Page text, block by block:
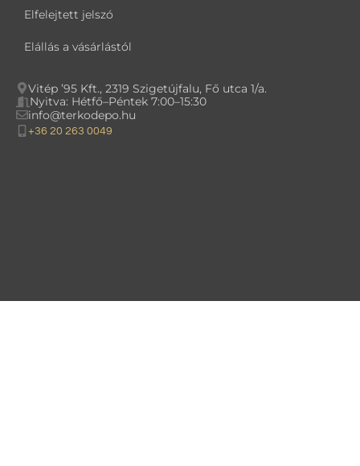
Elfelejtett jelszó
Elállás a vásárlástól
Vitép ’95 Kft., 2319 Szigetújfalu, Fő utca 1/a.
Nyitva: Hétfő–Péntek 7:00–15:30
info@terkodepo.hu
+36 20 263 0049